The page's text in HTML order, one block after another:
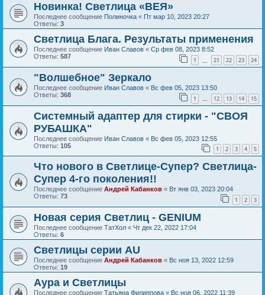
Новинка! Светлица «ВЕЯ»
Последнее сообщение Полиночка « Пт мар 10, 2023 20:27
Ответы: 3
Светлица Блага. Результаты применения
Последнее сообщение Иван Славов « Ср фев 08, 2023 8:52
Ответы: 587 1 21 22 23 24
"Волшебное" Зеркало
Последнее сообщение Иван Славов « Вс фев 05, 2023 13:50
Ответы: 368 1 … 12 13 14 15
Системный адаптер для стирки - "СВОЯ
РУБАШКА"
Последнее сообщение Иван Славов « Вс фев 05, 2023 12:55
Ответы: 105 1 2 3 4 5
Что нового в Светлице-Супер? Светлица-
Супер 4-го поколения!!
Последнее сообщение Андрей Кабанков « Вт янв 03, 2023 20:04
Ответы: 73 1 2 3
Новая серия Светлиц - GENIUM
Последнее сообщение ТатХол « Чт дек 22, 2022 17:04
Ответы: 6
Светлицы серии AU
Последнее сообщение Андрей Кабанков « Вс ноя 13, 2022 12:59
Ответы: 19
Аура и Светлицы
Последнее сообщение Татьяна Филиппова « Вс ноя 06, 2022 11:39